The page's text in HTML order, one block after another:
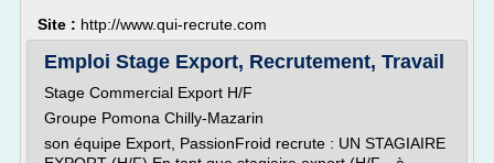
Site : http://www.qui-recrute.com
Emploi Stage Export, Recrutement, Travail
Stage Commercial Export H/F
Groupe Pomona Chilly-Mazarin
son équipe Export, PassionFroid recrute : UN STAGIAIRE